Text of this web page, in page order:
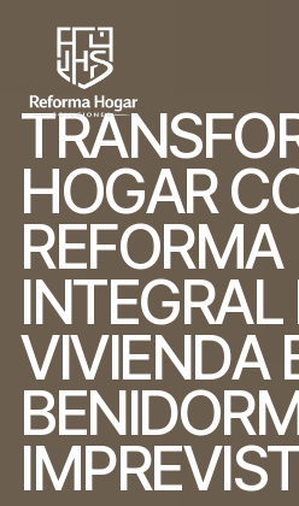
TRANSFO
HOGARC
REFORMA
INTEGRAL
VIVIENDA
BENIDOR
IMPREVIS